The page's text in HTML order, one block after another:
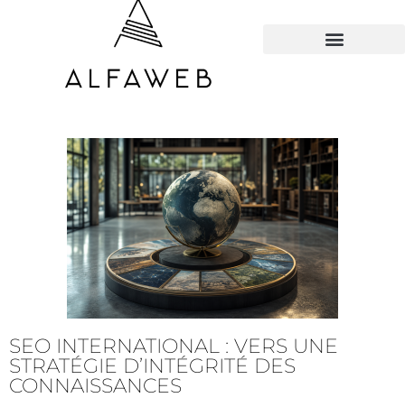
SEO INTERNATIONAL : VERS UNE
STRATÉGIE D’INTÉGRITÉ DES
CONNAISSANCES